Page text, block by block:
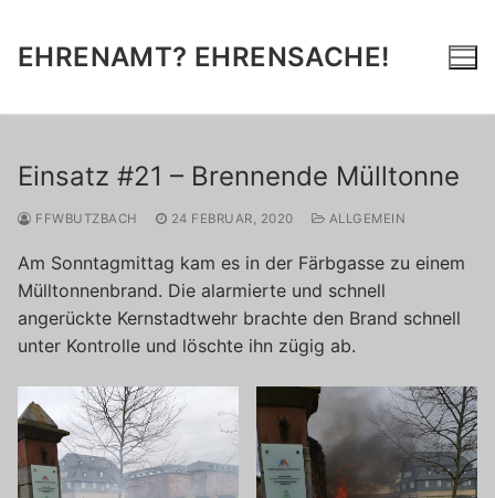
springen
EHRENAMT? EHRENSACHE!
Einsatz #21 – Brennende Mülltonne
FFWBUTZBACH 24 FEBRUAR, 2020 ALLGEMEIN
Am Sonntagmittag kam es in der Färbgasse zu einem
Mülltonnenbrand. Die alarmierte und schnell
angerückte Kernstadtwehr brachte den Brand schnell
unter Kontrolle und löschte ihn zügig ab.